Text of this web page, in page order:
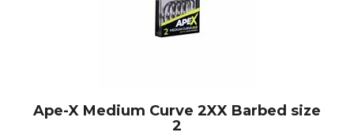
Ape-X Medium Curve 2XX Barbed size
2